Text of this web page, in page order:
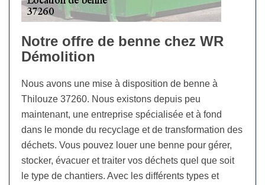
Notre offre de benne chez WR
Démolition
Nous avons une mise à disposition de benne à
Thilouze 37260. Nous existons depuis peu
maintenant, une entreprise spécialisée et à fond
dans le monde du recyclage et de transformation des
déchets. Vous pouvez louer une benne pour gérer,
stocker, évacuer et traiter vos déchets quel que soit
le type de chantiers. Avec les différents types et